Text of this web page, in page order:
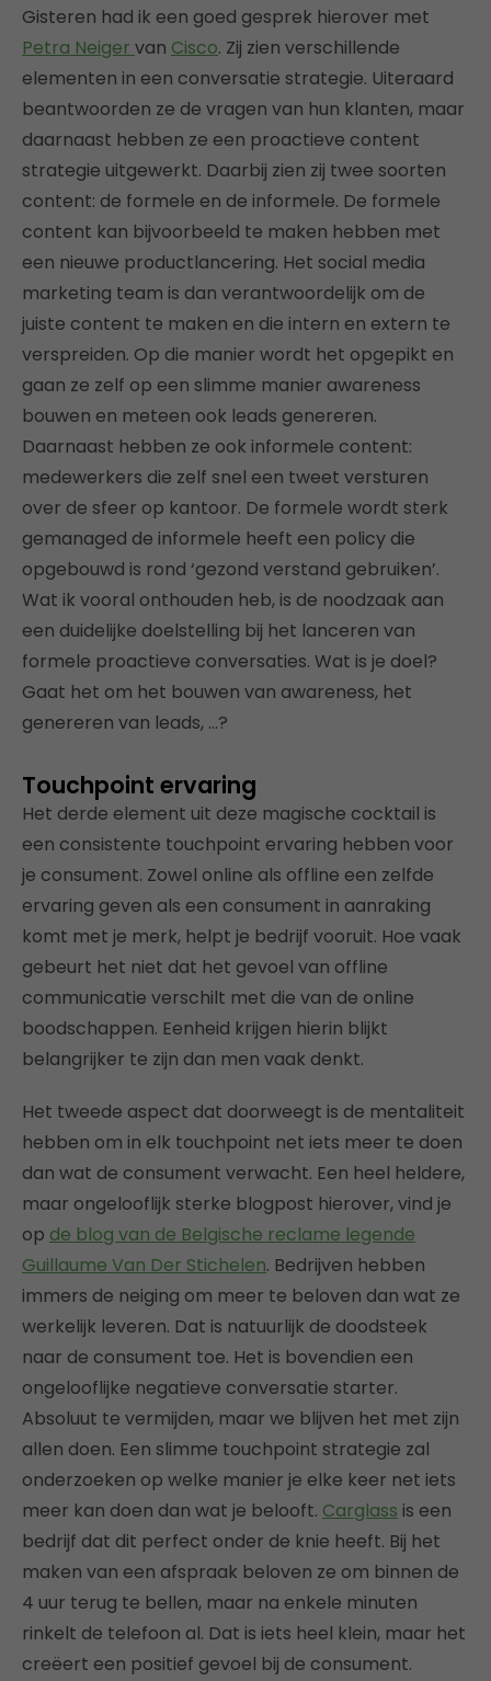
Gisteren had ik een goed gesprek hierover met
Petra Neiger van Cisco. Zij zien verschillende
elementen in een conversatie strategie. Uiteraard
beantwoorden ze de vragen van hun klanten, maar
daarnaast hebben ze een proactieve content
strategie uitgewerkt. Daarbij zien zij twee soorten
content: de formele en de informele. De formele
content kan bijvoorbeeld te maken hebben met
een nieuwe productlancering. Het social media
marketing team is dan verantwoordelijk om de
juiste content te maken en die intern en extern te
verspreiden. Op die manier wordt het opgepikt en
gaan ze zelf op een slimme manier awareness
bouwen en meteen ook leads genereren.
Daarnaast hebben ze ook informele content:
medewerkers die zelf snel een tweet versturen
over de sfeer op kantoor. De formele wordt sterk
gemanaged de informele heeft een policy die
opgebouwd is rond ‘gezond verstand gebruiken’.
Wat ik vooral onthouden heb, is de noodzaak aan
een duidelijke doelstelling bij het lanceren van
formele proactieve conversaties. Wat is je doel?
Gaat het om het bouwen van awareness, het
genereren van leads, …?
Touchpoint ervaring
Het derde element uit deze magische cocktail is
een consistente touchpoint ervaring hebben voor
je consument. Zowel online als offline een zelfde
ervaring geven als een consument in aanraking
komt met je merk, helpt je bedrijf vooruit. Hoe vaak
gebeurt het niet dat het gevoel van offline
communicatie verschilt met die van de online
boodschappen. Eenheid krijgen hierin blijkt
belangrijker te zijn dan men vaak denkt.
Het tweede aspect dat doorweegt is de mentaliteit
hebben om in elk touchpoint net iets meer te doen
dan wat de consument verwacht. Een heel heldere,
maar ongelooflijk sterke blogpost hierover, vind je
op de blog van de Belgische reclame legende
Guillaume Van Der Stichelen. Bedrijven hebben
immers de neiging om meer te beloven dan wat ze
werkelijk leveren. Dat is natuurlijk de doodsteek
naar de consument toe. Het is bovendien een
ongelooflijke negatieve conversatie starter.
Absoluut te vermijden, maar we blijven het met zijn
allen doen. Een slimme touchpoint strategie zal
onderzoeken op welke manier je elke keer net iets
meer kan doen dan wat je belooft. Carglass is een
bedrijf dat dit perfect onder de knie heeft. Bij het
maken van een afspraak beloven ze om binnen de
4 uur terug te bellen, maar na enkele minuten
rinkelt de telefoon al. Dat is iets heel klein, maar het
creëert een positief gevoel bij de consument.